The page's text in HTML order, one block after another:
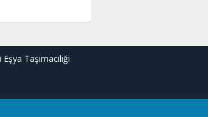
Taşımacılığı